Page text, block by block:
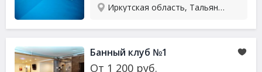
Иркутская область, Тальянский тракт, 8-й км
Банный клуб №1
От 1 200 руб.